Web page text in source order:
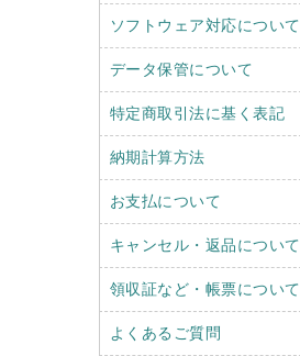
ソフトウェア対応について
データ保管について
特定商取引法に基く表記
納期計算方法
お支払について
キャンセル・返品について
領収証など・帳票について
よくあるご質問